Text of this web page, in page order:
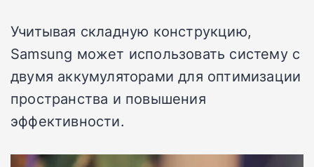
Учитывая складную конструкцию,
Samsung может использовать систему с
двумя аккумуляторами для оптимизации
пространства и повышения
эффективности.